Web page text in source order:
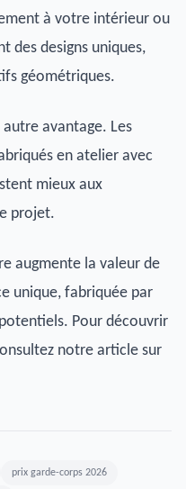
à votre intérieur ou
des designs uniques,
géométriques.
avantage. Les
en atelier avec
mieux aux
projet.
augmente la valeur de
unique, fabriquée par
Pour découvrir
notre article sur
prix garde-corps 2026